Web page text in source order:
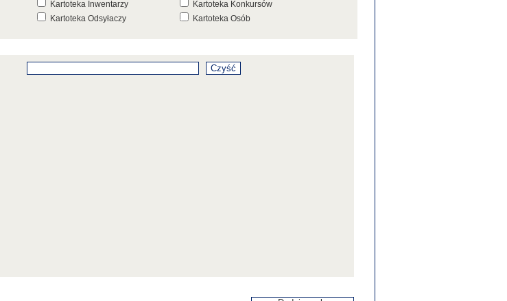
Kartoteka Inwentarzy
Kartoteka Konkursów
Kartoteka Odsyłaczy
Kartoteka Osób
Kartoteka Wydarzeń Inwentarza
Kartoteka Wystaw
Kartoteka Znaków, Stempli i Punc Kartoteka Źródeł